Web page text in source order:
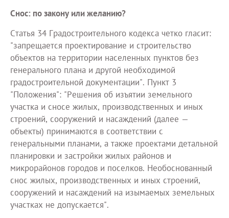
Снос: по закону или желанию?
Статья 34 Градостроительного кодекса четко гласит:
"запрещается проектирование и строительство
объектов на территории населенных пунктов без
генерального плана и другой необходимой
градостроительной документации". Пункт 3
"Положения": "Решения об изъятии земельного
участка и сносе жилых, производственных и иных
строений, сооружений и насаждений (далее —
объекты) принимаются в соответствии с
генеральными планами, а также проектами детальной
планировки и застройки жилых районов и
микрорайонов городов и поселков. Необоснованный
снос жилых, производственных и иных строений,
сооружений и насаждений на изымаемых земельных
участках не допускается".